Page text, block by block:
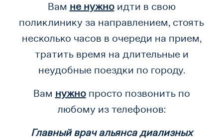
Вам не нужноидти в свою
поликлинику за направлением, стоять
несколько часов в очереди на прием,
тратить время на длительные и
неудобные поездки по городу.
Вам нужнопросто позвонить по
любому из телефонов:
Главный врачальянса диализных